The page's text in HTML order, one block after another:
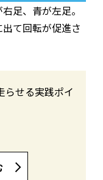
足、青が左足。
て回転が促進さ
らせる実践ポイ